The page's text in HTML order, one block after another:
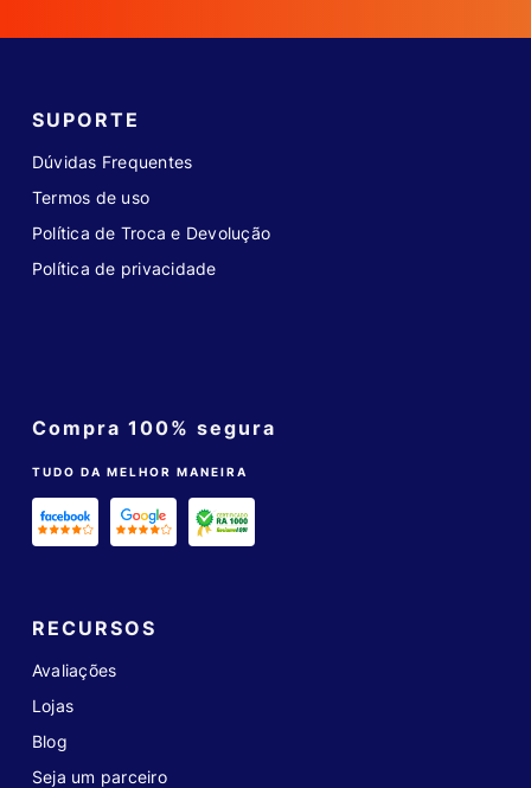
SUPORTE
Dúvidas Frequentes
Termos de uso
Política de Troca e Devolução
Política de privacidade
Compra 100% segura
TUDO DA MELHOR MANEIRA
RECURSOS
Avaliações
Lojas
Blog
Seja um parceiro